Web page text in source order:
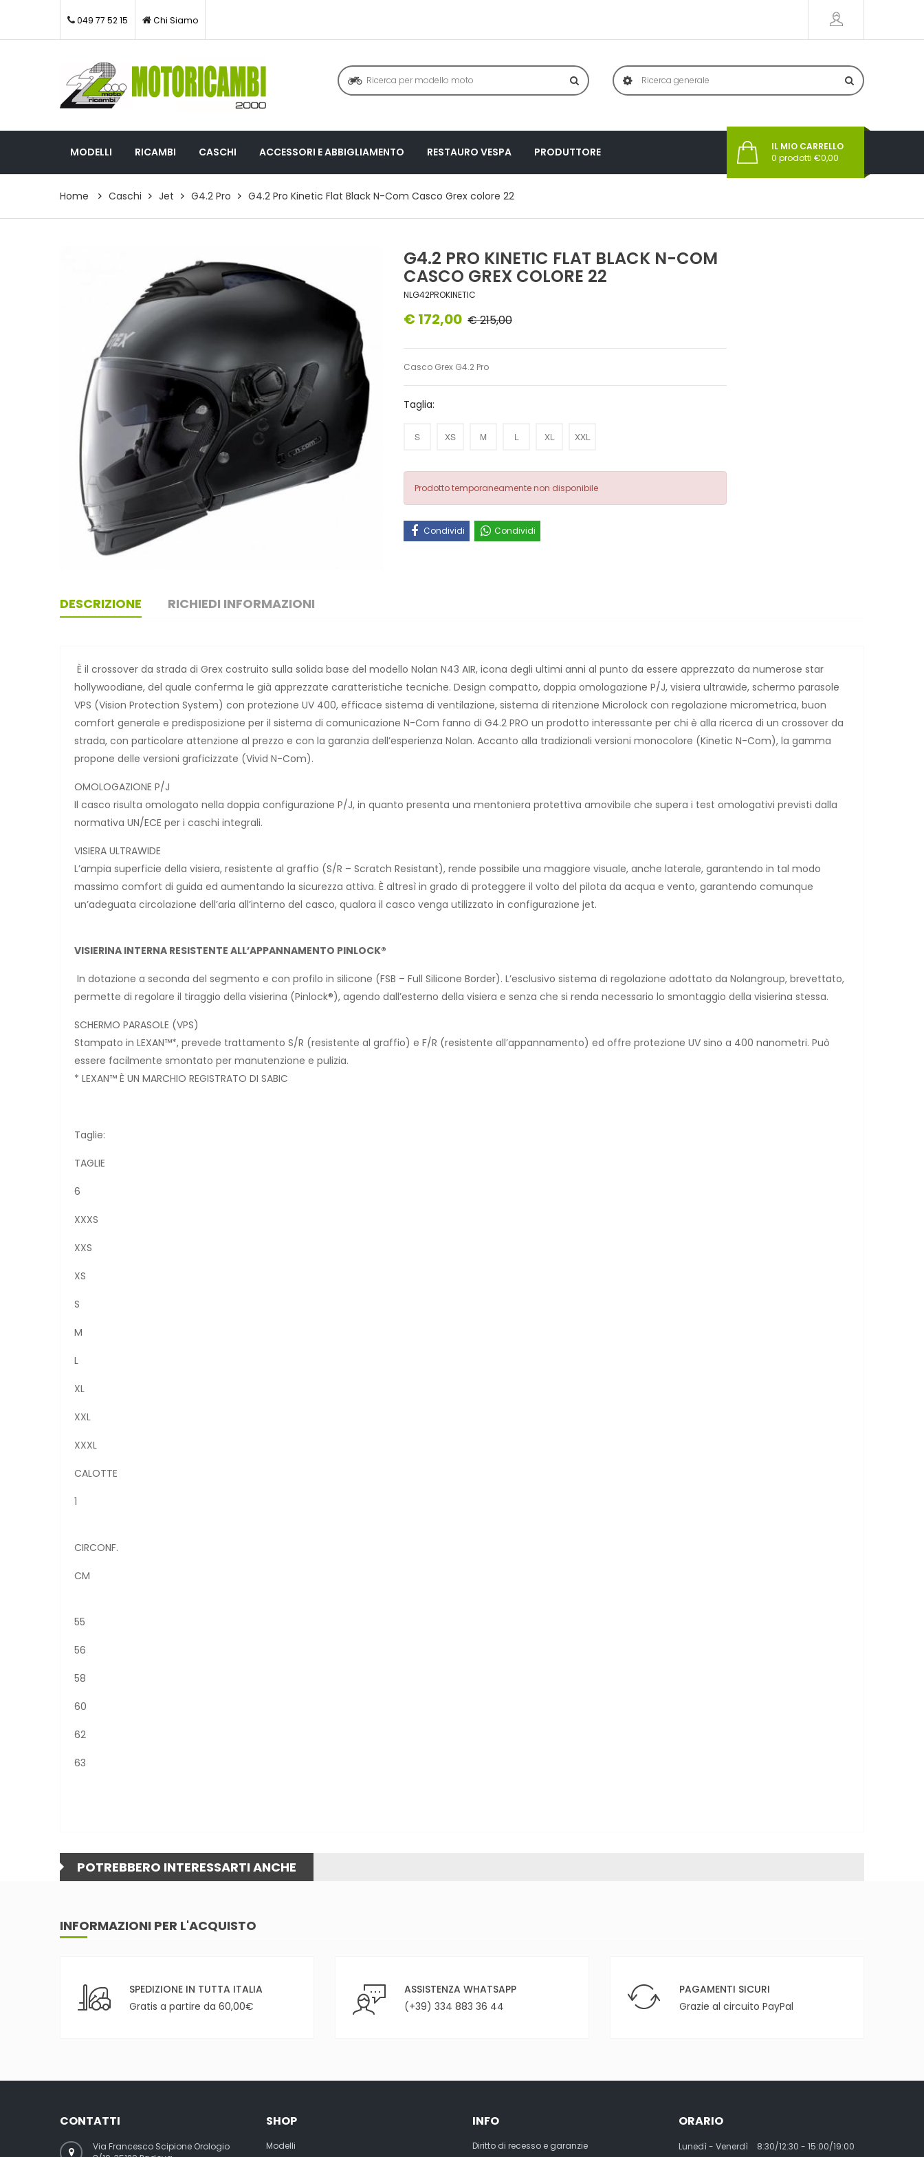
049 77 52 15 Chi Siamo
MODELLI RICAMBI CASCHI ACCESSORI E ABBIGLIAMENTO RESTAURO VESPA PRODUTTORE
IL MIO CARRELLO
0 prodotti €0,00
Home Caschi Jet G4.2 Pro G4.2 Pro Kinetic Flat Black N-Com Casco Grex colore 22
G4.2 PRO KINETIC FLAT BLACK N-COM
CASCO GREX COLORE 22
NLG42PROKINETIC
€ 172,00 € 215,00
Casco Grex G4.2 Pro
Taglia:
S XS M L XL XXL
Prodotto temporaneamente non disponibile
Condividi Condividi
DESCRIZIONE RICHIEDI INFORMAZIONI
È il crossover da strada di Grex costruito sulla solida base del modello Nolan N43 AIR, icona degli ultimi anni al punto da essere apprezzato da numerose star
hollywoodiane, del quale conferma le già apprezzate caratteristiche tecniche. Design compatto, doppia omologazione P/J, visiera ultrawide, schermo parasole
VPS (Vision Protection System) con protezione UV 400, efficace sistema di ventilazione, sistema di ritenzione Microlock con regolazione micrometrica, buon
comfort generale e predisposizione per il sistema di comunicazione N-Com fanno di G4.2 PRO un prodotto interessante per chi è alla ricerca di un crossover da
strada, con particolare attenzione al prezzo e con la garanzia dell’esperienza Nolan. Accanto alla tradizionali versioni monocolore (Kinetic N-Com), la gamma
propone delle versioni graficizzate (Vivid N-Com).
OMOLOGAZIONE P/J
Il casco risulta omologato nella doppia configurazione P/J, in quanto presenta una mentoniera protettiva amovibile che supera i test omologativi previsti dalla
normativa UN/ECE per i caschi integrali.
VISIERA ULTRAWIDE
L’ampia superficie della visiera, resistente al graffio (S/R – Scratch Resistant), rende possibile una maggiore visuale, anche laterale, garantendo in tal modo
massimo comfort di guida ed aumentando la sicurezza attiva. È altresì in grado di proteggere il volto del pilota da acqua e vento, garantendo comunque
un’adeguata circolazione dell’aria all’interno del casco, qualora il casco venga utilizzato in configurazione jet.
VISIERINA INTERNA RESISTENTE ALL’APPANNAMENTO PINLOCK®
In dotazione a seconda del segmento e con profilo in silicone (FSB – Full Silicone Border). L’esclusivo sistema di regolazione adottato da Nolangroup, brevettato,
permette di regolare il tiraggio della visierina (Pinlock®), agendo dall’esterno della visiera e senza che si renda necessario lo smontaggio della visierina stessa.
SCHERMO PARASOLE (VPS)
Stampato in LEXAN™*, prevede trattamento S/R (resistente al graffio) e F/R (resistente all’appannamento) ed offre protezione UV sino a 400 nanometri. Può
essere facilmente smontato per manutenzione e pulizia.
* LEXAN™ È UN MARCHIO REGISTRATO DI SABIC
Taglie:
TAGLIE
6
XXXS
XXS
XS
S
M
L
XL
XXL
XXXL
CALOTTE
1
CIRCONF.
CM
55
56
58
60
62
63
POTREBBERO INTERESSARTI ANCHE
INFORMAZIONI PER L'ACQUISTO
SPEDIZIONE IN TUTTA ITALIA
Gratis a partire da 60,00€
ASSISTENZA WHATSAPP
(+39) 334 883 36 44
PAGAMENTI SICURI
Grazie al circuito PayPal
CONTATTI
Via Francesco Scipione Orologio
SHOP
Modelli
INFO
Diritto di recesso e garanzie
ORARIO
Lunedì - Venerdì 8:30/12:30 - 15:00/19:00